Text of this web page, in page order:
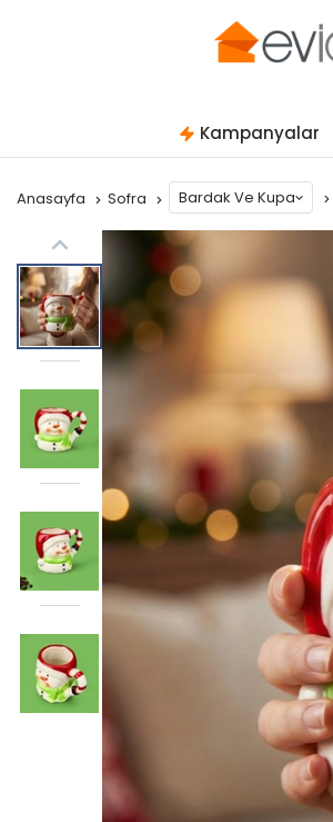
Kampanyalar
Anasayfa Sofra Bardak Ve Kupa